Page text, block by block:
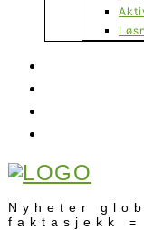
Nyheter
faktasjekk =